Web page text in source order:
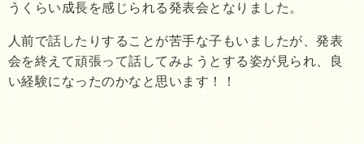
うくらい成長を感じられる発表会となりました。
人前で話したりすることが苦手な子もいましたが、発表
会を終えて頑張って話してみようとする姿が見られ、良
い経験になったのかなと思います！！